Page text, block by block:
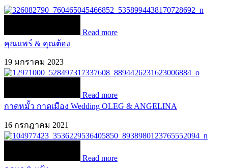
Read more
คุณแพร์ & คุณต้อง
19 มกราคม 2023
Read more
กาดหมั้ว กาดเมือง Wedding OLEG & ANGELINA
16 กรกฎาคม 2021
Read more